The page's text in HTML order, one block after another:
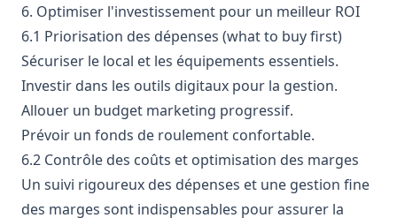
6. Optimiser l'investissement pour un meilleur ROI
6.1 Priorisation des dépenses (what to buy first)
Sécuriser le local et les équipements essentiels.
Investir dans les outils digitaux pour la gestion.
Allouer un budget marketing progressif.
Prévoir un fonds de roulement confortable.
6.2 Contrôle des coûts et optimisation des marges
Un suivi rigoureux des dépenses et une gestion fine
des marges sont indispensables pour assurer la